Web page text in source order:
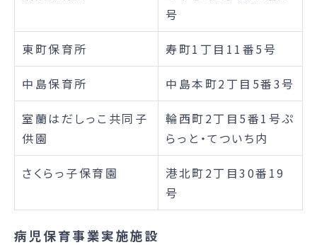
号
東町保育所 寿町1丁目11番5号
中島保育所 中島本町2丁目5番3号
室蘭はだしっこ共同子
供園
輪西町2丁目5番1号ぷ
らっと・てついち内
さくらっ子保育園
港北町2丁目30番19
号
病児保育事業実施施設